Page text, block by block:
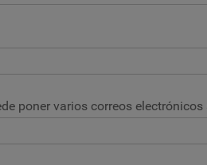
poner varios correos electrónicos